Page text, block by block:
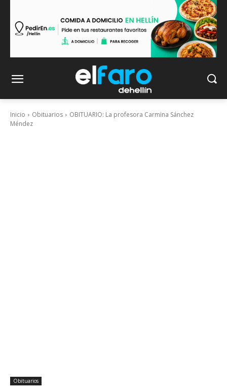
Inicio Obituarios
OBITUARIO: La profesora Carmina Sánchez
Méndez
Obituarios